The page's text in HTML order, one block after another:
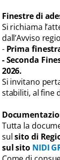
Finestre di
Si richiama
dall’Avviso
- Prima
- Seconda
2026.
Si invitano
stabiliti, al fine
Tutta la
sulsito di
sul sito NIDI